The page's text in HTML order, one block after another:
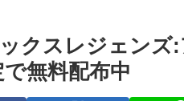
クスレジェンズ
無料配布中